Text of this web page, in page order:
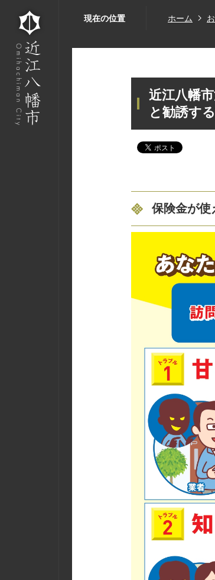
現在の位置 ホーム
近江八幡
と勧誘す
保険金が使